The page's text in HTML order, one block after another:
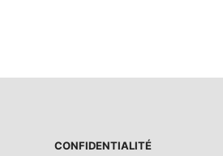
CONFIDENTIALITÉ